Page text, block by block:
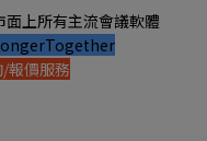
上所有主流會議軟體
報價服務